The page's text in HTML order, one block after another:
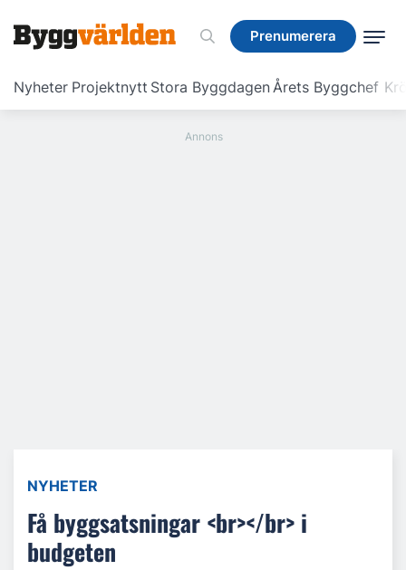
Prenumerera
Nyheter Projektnytt Stora ByggdagenÅrets Byggchef
Prenumerera
NYHETER
Få byggsatsningar <br></br> i
budgeten